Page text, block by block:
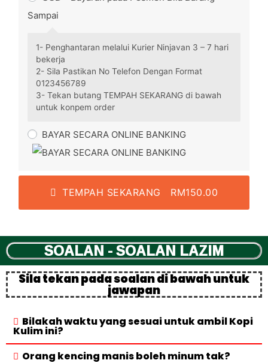
Sampai
1- Penghantaran melalui Kurier Ninjavan 3 – 7 hari
bekerja
2- Sila Pastikan No Telefon Dengan Format
0123456789
3- Tekan butang TEMPAH SEKARANG di bawah
untuk konpem order
BAYAR SECARA ONLINE BANKING
TEMPAH SEKARANG RM150.00
SOALAN - SOALAN LAZIM
Sila tekan pada soalan di bawah untuk
jawapan
Bilakah waktu yang sesuai untuk ambil Kopi
Kulim ini?
Orang kencing manis boleh minum tak?